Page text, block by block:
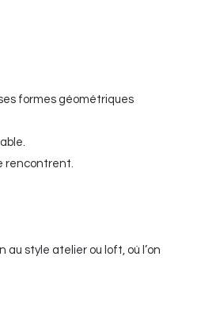
formes géométriques
rencontrent.
style atelier ou loft, où l’on